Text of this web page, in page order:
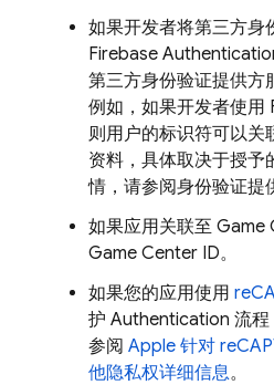
如果开发者将第三方身
Firebase
第三方身份验证提供方
例如，如果开发者使用
则用户的标识符可以关
资料，具体取决于授予
情，请参阅身份验证提
如果应用关联至 Game
Game Center ID。
如果您的应用使用
护 Authentication 流程
参阅 Apple 针对
他隐私权详细信息。